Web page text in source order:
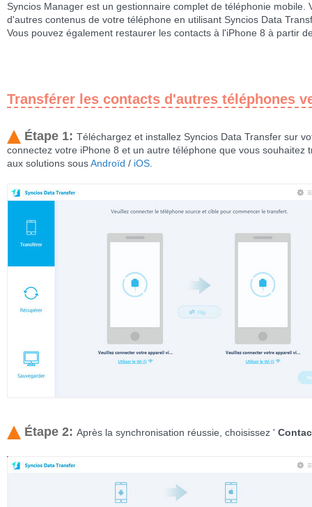
Syncios Manager est un gestionnaire complet de téléphonie
d'autres contenus de votre téléphone en utilisant Syncios Data
Vous pouvez également restaurer les contacts à l'iPhone 8 à partir
Transférer les contacts d'autres téléphones
Étape 1: Téléchargez et installez Syncios Data Transfer sur
connectez votre iPhone 8 et un autre téléphone que vous
aux solutions sousAndroïd / iOS
Étape 2: Après la synchronisation réussie, choisissez '